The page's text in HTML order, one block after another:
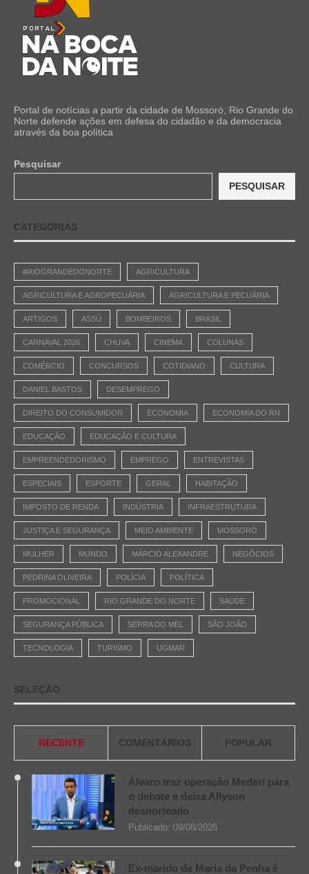
Portal de notícias a partir da cidade de Mossoró, Rio Grande do
Norte defende ações em defesa do cidadão e da democracia
através da boa política
Pesquisar
PESQUISAR
CATEGORIAS
#RIOGRANDEDONORTE AGRICULTURA
AGRICULTURA E AGROPECUÁRIA AGRICULTURA E PECUÁRIA
ARTIGOS ASSÚ BOMBEIROS BRASIL
CARNAVAL 2026 CHUVA CINEMA COLUNAS
COMÉRCIO CONCURSOS COTIDIANO CULTURA
DANIEL BASTOS DESEMPREGO
DIREITO DO CONSUMIDOR ECONOMIA ECONOMIA DO RN
EDUCAÇÃO EDUCAÇÃO E CULTURA
EMPREENDEDORISMO EMPREGO ENTREVISTAS
ESPECIAIS ESPORTE GERAL HABITAÇÃO
IMPOSTO DE RENDA INDÚSTRIA INFRAESTRUTURA
JUSTIÇA E SEGURANÇA MEIO AMBIENTE MOSSORÓ
MULHER MUNDO MÁRCIO ALEXANDRE NEGÓCIOS
PEDRINA OLIVEIRA POLÍCIA POLÍTICA
PROMOCIONAL RIO GRANDE DO NORTE SAÚDE
SEGURANÇA PÚBLICA SERRA DO MEL SÃO JOÃO
TECNOLOGIA TURISMO UGMAR
SELEÇÃO
RECENTE COMENTÁRIOS POPULAR
Álvaro traz operação Mederi para
o debate e deixa Allyson
desnorteado
Publicado: 09/08/2026
Ex-marido de Maria da Penha é